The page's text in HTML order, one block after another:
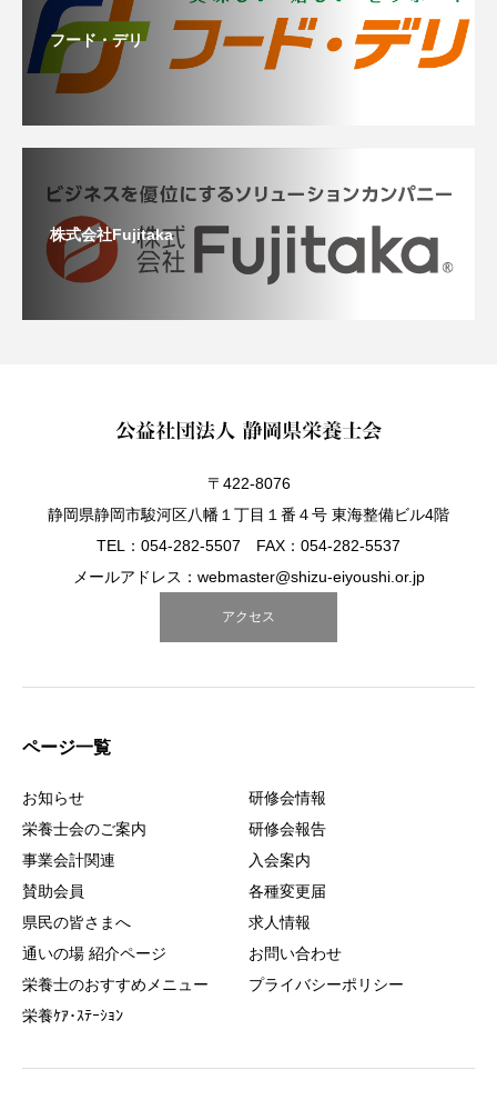
フード・デリ
株式会社Fujitaka
〒422-8076
静岡県静岡市駿河区八幡１丁目１番４号 東海整備ビル4階
TEL：054-282-5507 FAX：054-282-5537
メールアドレス：webmaster@shizu-eiyoushi.or.jp
アクセス
ページ一覧
お知らせ
栄養士会のご案内
事業会計関連
賛助会員
県民の皆さまへ
通いの場 紹介ページ
栄養士のおすすめメニュー
栄養ｹｱ･ｽﾃｰｼｮﾝ
研修会情報
研修会報告
入会案内
各種変更届
求人情報
お問い合わせ
プライバシーポリシー